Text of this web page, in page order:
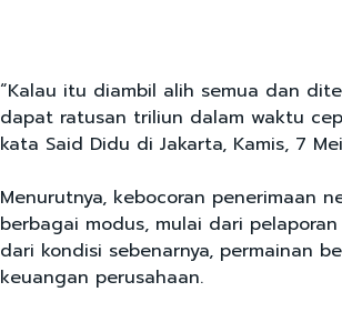
“Kalau itu diambil alih semua dan
dapat ratusan triliun dalam waktu
kata Said Didu di Jakarta, Kamis, 7
Menurutnya, kebocoran penerimaan
berbagai modus, mulai dari
dari kondisi sebenarnya, permainan
keuangan perusahaan.